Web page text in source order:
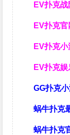
EV扑克战
EV扑克
EV扑克小
EV扑克娱
GG扑克
蜗牛扑克
蜗牛扑克